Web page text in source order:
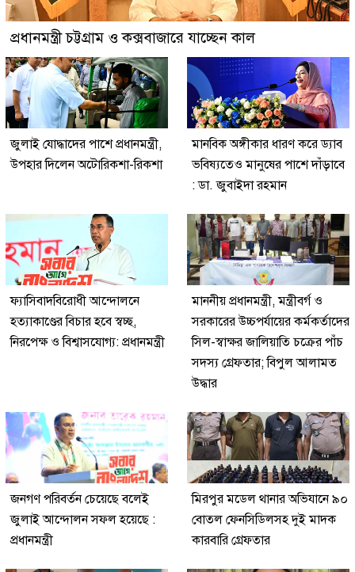
প্রধানমন্ত্রী চট্টগ্রাম ও কক্সবাজারে যাচ্ছেন কাল
জুলাই যোদ্ধাদের পাশে প্রধানমন্ত্রী,
উপহার দিলেন অটোরিকশা-রিকশা
মানবিক অঙ্গীকার ধারণ করে ড্যাব
ভবিষ্যতেও মানুষের পাশে দাঁড়াবে
: ডা. জুবাইদা রহমান
ফ্যাসিবাদবিরোধী আন্দোলনে
হত্যাকাণ্ডের বিচার হবে স্বচ্ছ,
নিরপেক্ষ ও বিশ্বাসযোগ্য: প্রধানমন্ত্রী
মাননীয় প্রধানমন্ত্রী, মন্ত্রীবর্গ ও
সরকারের উচ্চপর্যায়ের কর্মকর্তাদের
সিল-স্বাক্ষর জালিয়াতি চক্রের পাঁচ
সদস্য গ্রেফতার; বিপুল আলামত
উদ্ধার
জনগণ পরিবর্তন চেয়েছে বলেই
জুলাই আন্দোলন সফল হয়েছে :
প্রধানমন্ত্রী
মিরপুর মডেল থানার অভিযানে ৯০
বোতল ফেনসিডিলসহ দুই মাদক
কারবারি গ্রেফতার